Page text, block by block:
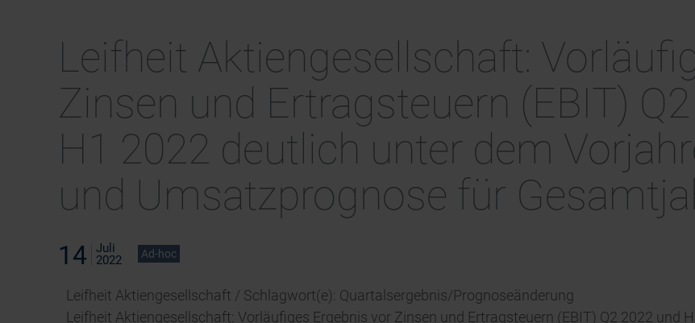
Leifheit Aktiengesellschaft:
Zinsen und Ertragsteuern (EBIT)
H1 2022 deutlich unter dem
und Umsatzprognose für
14
Juli
2022
Ad-hoc
Leifheit Aktiengesellschaft / Schlagwort(e): Quartalsergebnis/Prognoseänderung
Leifheit Aktiengesellschaft: Vorläufiges Ergebnis vor Zinsen und Ertragsteuern (EBIT) Q2 2022 und